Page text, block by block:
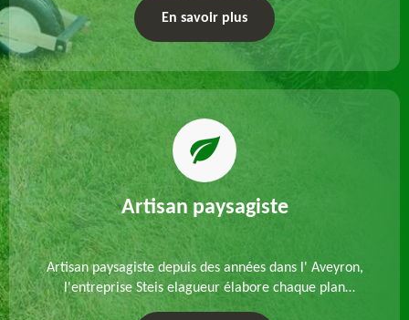
des particularités du site et des végétaux.
En savoir plus
Artisan paysagiste
Artisan paysagiste depuis des années dans l' Aveyron,
l'entreprise Steis elagueur élabore chaque plan
d'aménagement paysager et exécute les travaux